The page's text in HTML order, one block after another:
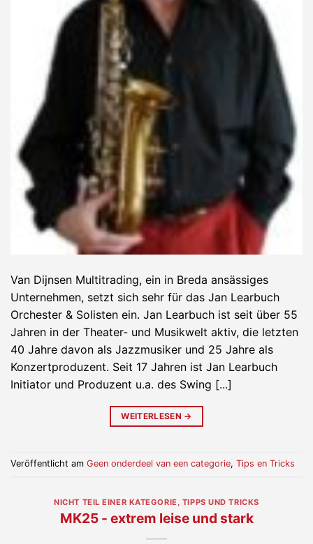
Van Dijnsen Multitrading, ein in Breda ansässiges
Unternehmen, setzt sich sehr für das Jan Learbuch
Orchester & Solisten ein. Jan Learbuch ist seit über 55
Jahren in der Theater- und Musikwelt aktiv, die letzten
40 Jahre davon als Jazzmusiker und 25 Jahre als
Konzertproduzent. Seit 17 Jahren ist Jan Learbuch
Initiator und Produzent u.a. des Swing [...]
WEITERLESEN →
Veröffentlicht am Geen onderdeel van een categorie, Tips en Tricks
NICHT TEIL EINER KATEGORIE TIPPS UND TRICKS
MK25 - extrem leise und stark